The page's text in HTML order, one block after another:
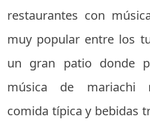
restaurantes con
muy popular entre los
un gran patio donde
música de mariachi
comida típica y bebidas